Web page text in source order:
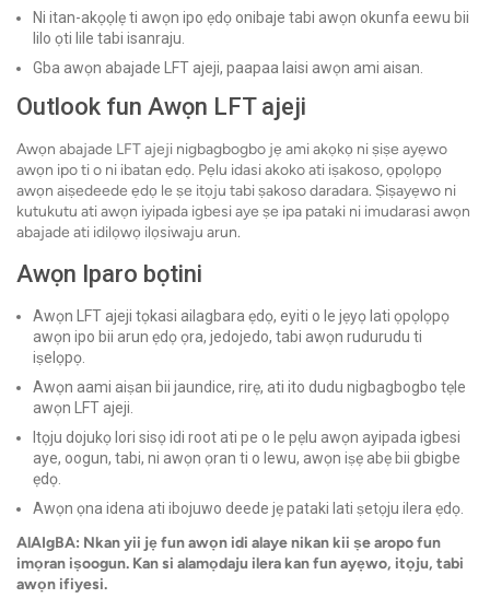
Ni itan-akọọlẹ ti awọn ipo ẹdọ onibaje tabi awọn okunfa eewu bii
lilo ọti lile tabi isanraju.
Gba awọn abajade LFT ajeji, paapaa laisi awọn ami aisan.
Outlook fun Awọn LFT ajeji
Awọn abajade LFT ajeji nigbagbogbo jẹ ami akọkọ ni ṣiṣe ayẹwo
awọn ipo ti o ni ibatan ẹdọ. Pẹlu idasi akoko ati iṣakoso, ọpọlọpọ
awọn aiṣedeede ẹdọ le ṣe itọju tabi ṣakoso daradara. Ṣiṣayẹwo ni
kutukutu ati awọn iyipada igbesi aye ṣe ipa pataki ni imudarasi awọn
abajade ati idilọwọ ilọsiwaju arun.
Awọn Iparo bọtini
Awọn LFT ajeji tọkasi ailagbara ẹdọ, eyiti o le jẹyọ lati ọpọlọpọ
awọn ipo bii arun ẹdọ ọra, jedojedo, tabi awọn rudurudu ti
iṣelọpọ.
Awọn aami aiṣan bii jaundice, rirẹ, ati ito dudu nigbagbogbo tẹle
awọn LFT ajeji.
Itọju dojukọ lori sisọ idi root ati pe o le pẹlu awọn ayipada igbesi
aye, oogun, tabi, ni awọn ọran ti o lewu, awọn iṣẹ abẹ bii gbigbe
ẹdọ.
Awọn ọna idena ati ibojuwo deede jẹ pataki lati ṣetọju ilera ẹdọ.
AlAIgBA: Nkan yii jẹ fun awọn idi alaye nikan kii ṣe aropo fun
imọran iṣoogun. Kan si alamọdaju ilera kan fun ayẹwo, itọju, tabi
awọn ifiyesi.